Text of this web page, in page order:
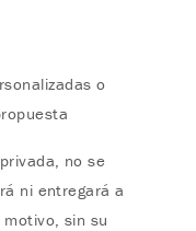
o
no se
ni entregará a
sin su